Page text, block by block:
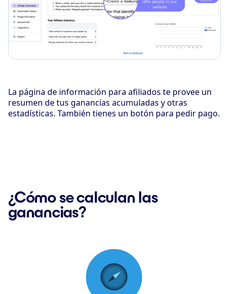
La página de información para afiliados te provee un
resumen de tus ganancias acumuladas y otras
estadísticas. También tienes un botón para pedir pago.
¿Cómo se calculan las
ganancias?